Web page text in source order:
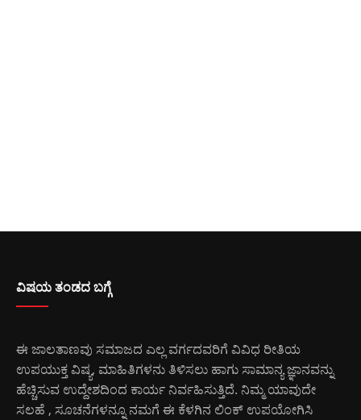
ವಿಷಯ ತಂಡದ ಬಗ್ಗೆ
ಈ ಜಾಲತಾಣವು ಸಮಾಜದ ಎಲ್ಲ ವರ್ಗದವರಿಗೆ ವಿವಿಧ ರೀತಿಯ
ಉಪಯುಕ್ತ ವಿಷ್ಯ, ಮಾಹಿತಿಗಳನು ತಿಳಿಸಲು ಹಾಗು ಸಾಮಾನ್ಯ ಜ್ಞಾನವನ್ನು
ಹೆಚ್ಚಿಸುವ ಉದ್ದೇಶದಿಂದ ಕಾರ್ಯ ನಿರ್ವಹಿಸುತ್ತಿದೆ. ನಿಮ್ಮ ಯಾವುದೇ
ಸಲಹೆ , ಸೂಚನೆಗಳನ್ನೂ ನಮಗೆ ಈ ಕೆಳಗಿನ ಲಿಂಕ್ ಉಪಯೋಗಿಸಿ